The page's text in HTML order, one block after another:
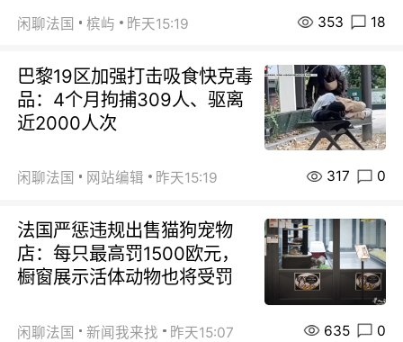
闲聊法国 槟屿 昨天15:19 353 18
巴黎19区加强打击吸食快克毒
品：4个月拘捕309人、驱离
近2000人次
闲聊法国 网站编辑 昨天15:19 317 0
法国严惩违规出售猫狗宠物
店：每只最高罚1500欧元，
橱窗展示活体动物也将受罚
闲聊法国 新闻我来找 昨天15:07 635 0